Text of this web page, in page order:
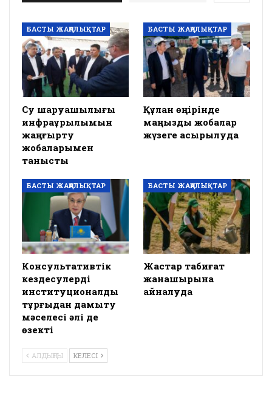
БАСТЫ ЖАҢАЛЫҚТАР
Су шаруашылығы
инфрақұрылымын
жаңғырту
жобаларымен
танысты
БАСТЫ ЖАҢАЛЫҚТАР
Құлан өңірінде
маңызды жобалар
жүзеге асырылуда
БАСТЫ ЖАҢАЛЫҚТАР
Консультативтік
кездесулерді
институционалдық
тұрғыдан дамыту
мәселесі әлі де
өзекті
БАСТЫ ЖАҢАЛЫҚТАР
Жастар табиғат
жанашырына
айналуда
АЛДЫҢҒЫ КЕЛЕСІ